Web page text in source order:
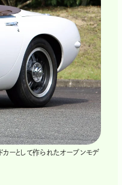
ーとして作られたオープンモデ